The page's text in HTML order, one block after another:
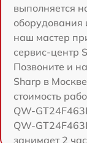
выполняется
оборудования
наш мастер
сервис-центр
Позвоните и
Sharp в
стоимость
QW-
QW-
занимает 2